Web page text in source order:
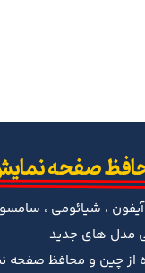
صفحه
، شیائومی ،
چین و محافظ صفحه